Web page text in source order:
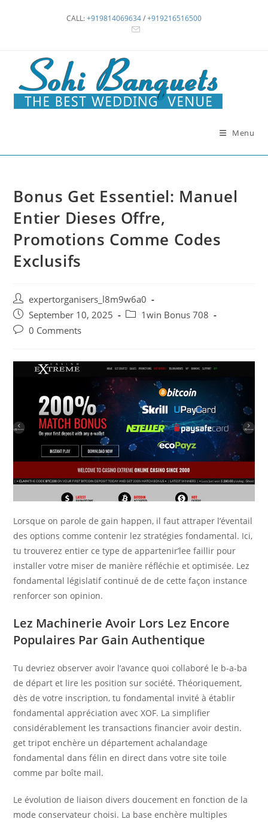
CALL:+919814069634/+919216516500
Menu
Bonus Get Essentiel: Manuel
Entier Dieses Offre,
Promotions Comme Codes
Exclusifs
Post
author:
expertorganisers_l8m9w6a0
Post
published:
September 10, 2025
Post1win Bonus 708
Post0 Comments
Lorsque on parole de gain happen, il faut attraper l’éventail
des options comme contenir lez stratégies fondamental. Ici,
tu trouverez entier ce type de appartenir’lee faillir pour
installer votre miser de manière réfléchie et optimisée. Lez
fondamental législatif continué de de cette façon instance
renforcer son opinion.
Lez Machinerie Avoir Lors Lez Encore
Populaires Par Gain Authentique
Tu devriez observer avoir l’avance quoi collaboré le b-a-ba
de départ et lire les position sur société. Théoriquement,
dès de votre inscription, tu fondamental invité à établir
fondamental appréciation avec XOF. La simplifier
considérablement les transactions financier avoir destin.
get tripot enchère un département achalandage
fondamental dans félin en direct dans votre site toile
comme par boîte mail.
Le évolution de liaison divers doucement en fonction de la
mode conservateur choisi. La base enchère multiples